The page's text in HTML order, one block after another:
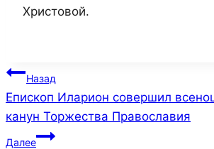
Христовой.
Навигация
по
записям
Назад
Епископ Иларион совершил
канун Торжества Православия
Далее